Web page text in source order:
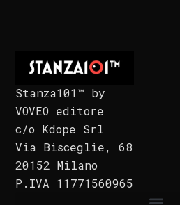
Stanza101™ by
VOVEO editore
c/o Kdope Srl
Via Bisceglie, 68
20152 Milano
P.IVA 11771560965